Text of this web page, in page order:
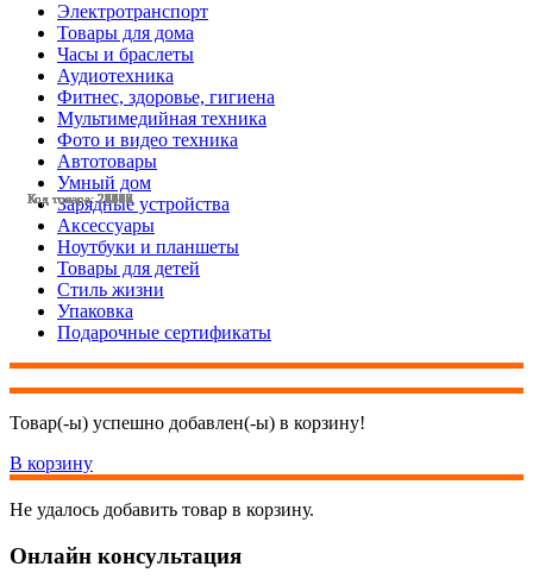
Код товара: 24125
Код товара: 27463
Код товара: 25487
Код товара: 26135
Код товара: 22914
Код товара: 21707
Код товара: 27027
Код товара: 25490
Код товара: 28227
Код товара: 24529
Код товара: 28112
Код товара: 27695
Код товара: 27696
Код товара: 27705
Код товара: 27579
Код товара: 25492
Код товара: 27577
Код товара: 27580
Электротранспорт
Товары для дома
Часы и браслеты
Аудиотехника
Фитнес, здоровье, гигиена
Мультимедийная техника
Фото и видео техника
Автотовары
Умный дом
Зарядные устройства
Аксессуары
Ноутбуки и планшеты
Товары для детей
Стиль жизни
Упаковка
Подарочные сертификаты
Товар(-ы) успешно добавлен(-ы) в корзину!
В корзину
Не удалось добавить товар в корзину.
Онлайн консультация